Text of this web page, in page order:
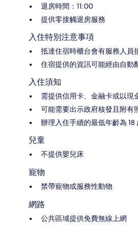
退房時間：11:00
提供零接觸退房服務
入住特別注意事項
抵達住宿時櫃台會有服務人員
住宿提供的資訊可能經由自動
入住須知
需提供信用卡、金融卡或以現
可能需要出示政府核發且附有
辦理入住手續的最低年齡為 18
兒童
不提供嬰兒床
寵物
禁帶寵物或服務性動物
網路
公共區域提供免費無線上網